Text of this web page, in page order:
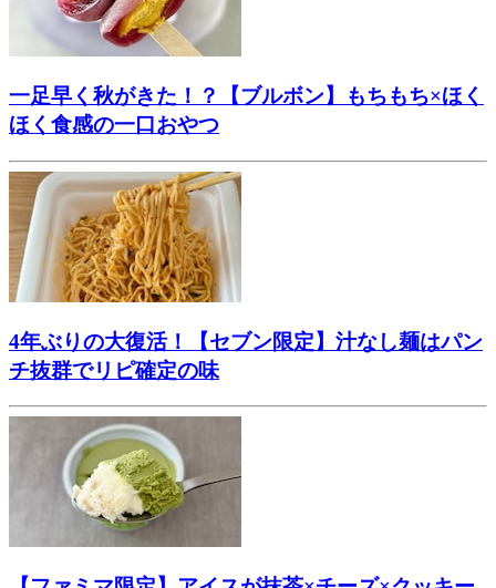
一足早く秋がきた！？【ブルボン】もちもち×ほく
ほく食感の一口おやつ
4年ぶりの大復活！【セブン限定】汁なし麺はパン
チ抜群でリピ確定の味